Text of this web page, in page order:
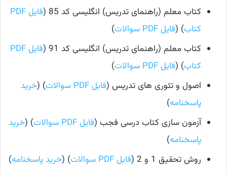
کتاب معلم (راهنمای تدریس) انگلیسی کد 85 (
فایل PDF
کتاب) (فایل PDF سوالات
)
کتاب معلم (راهنمای تدریس) انگلیسی کد 91 (
فایل PDF
کتاب) (فایل PDF سوالات
)
اصول و تئوری های تدریس (فایل PDF سوالات ) (خرید
پاسخنامه)
آزمون سازی کتاب درسی فجب (فایل PDF سوالات ) (خرید
پاسخنامه)
روش تحقیق 1 و 2 (
فایل PDF سوالات ) (خرید پاسخنامه)